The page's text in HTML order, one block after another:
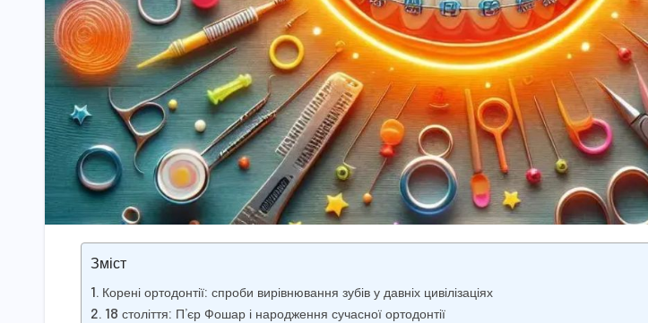
Зміст
Корені ортодонтії: спроби вирівнювання зубів у давніх цивілізаціях
18 століття: П’єр Фошар і народження сучасної ортодонтії